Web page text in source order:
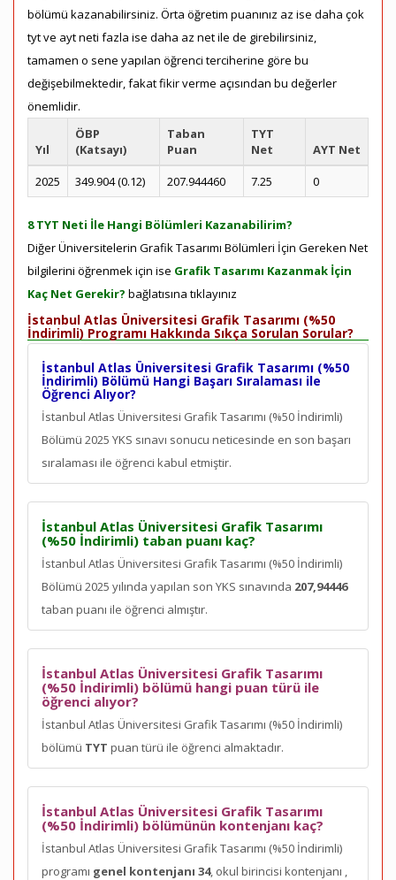
bölümü kazanabilirsiniz. Örta öğretim puanınız az ise daha çok
tyt ve ayt neti fazla ise daha az net ile de girebilirsiniz,
tamamen o sene yapılan öğrenci terciherine göre bu
değişebilmektedir, fakat fikir verme açısından bu değerler
önemlidir.
Yıl
ÖBP
(Katsayı)
Taban
Puan
TYT
Net
AYT Net
2025
349.904 (0.12) 207.944460 7.25 0
8 TYT Neti İle Hangi Bölümleri Kazanabilirim?
Diğer Üniversitelerin Grafik Tasarımı Bölümleri İçin Gereken Net
bilgilerini öğrenmek için ise Grafik Tasarımı Kazanmak İçin
Kaç Net Gerekir? bağlatısına tıklayınız
İstanbul Atlas Üniversitesi Grafik Tasarımı (%50
İndirimli) Programı Hakkında Sıkça Sorulan Sorular?
İstanbul Atlas Üniversitesi Grafik Tasarımı (%50
İndirimli) Bölümü Hangi Başarı Sıralaması ile
Öğrenci Alıyor?
İstanbul Atlas Üniversitesi Grafik Tasarımı (%50 İndirimli)
Bölümü 2025 YKS sınavı sonucu neticesinde en son başarı
sıralaması ile öğrenci kabul etmiştir.
İstanbul Atlas Üniversitesi Grafik Tasarımı
(%50 İndirimli) taban puanı kaç?
İstanbul Atlas Üniversitesi Grafik Tasarımı (%50 İndirimli)
Bölümü 2025 yılında yapılan son YKS sınavında 207,94446
taban puanı ile öğrenci almıştır.
İstanbul Atlas Üniversitesi Grafik Tasarımı
(%50 İndirimli) bölümü hangi puan türü ile
öğrenci alıyor?
İstanbul Atlas Üniversitesi Grafik Tasarımı (%50 İndirimli)
bölümü TYT puan türü ile öğrenci almaktadır.
İstanbul Atlas Üniversitesi Grafik Tasarımı
(%50 İndirimli) bölümünün kontenjanı kaç?
İstanbul Atlas Üniversitesi Grafik Tasarımı (%50 İndirimli)
programı genel kontenjanı 34, okul birincisi kontenjanı ,